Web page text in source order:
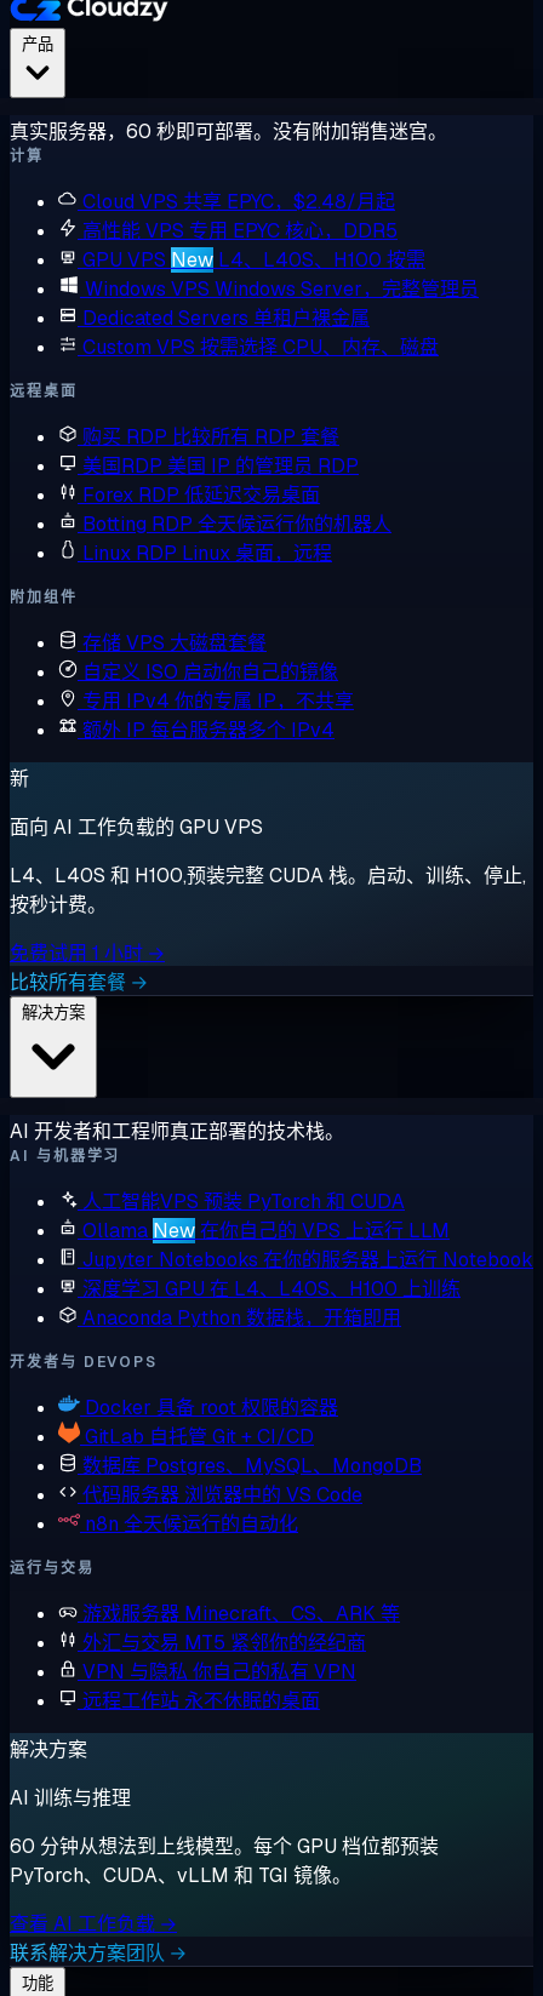
真实服务器，60 秒即可部署。没有附加销售迷宫。
计算
Cloud VPS 共享 EPYC，$2.48/月起
高性能 VPS 专用 EPYC 核心，DDR5
GPU VPS New L4、L40S、H100 按需
Windows VPS Windows Server，完整管理员
Dedicated Servers 单租户裸金属
Custom VPS 按需选择 CPU、内存、磁盘
远程桌面
购买 RDP 比较所有 RDP 套餐
美国RDP 美国 IP 的管理员 RDP
Forex RDP 低延迟交易桌面
Botting RDP 全天候运行你的机器人
Linux RDP Linux 桌面，远程
附加组件
存储 VPS 大磁盘套餐
自定义 ISO 启动你自己的镜像
专用 IPv4 你的专属 IP，不共享
额外 IP 每台服务器多个 IPv4
新
面向 AI 工作负载的 GPU VPS
L4、L40S 和 H100,预装完整 CUDA 栈。启动、训练、停止,
按秒计费。
免费试用 1 小时 →
比较所有套餐 →
AI 开发者和工程师真正部署的技术栈。
AI 与机器学习
人工智能VPS 预装 PyTorch 和 CUDA
Ollama New在你自己的 VPS 上运行 LLM
Jupyter Notebooks 在你的服务器上运行 Notebook
深度学习 GPU 在 L4、L40S、H100 上训练
Anaconda Python 数据栈，开箱即用
开发者与 DEVOPS
Docker 具备 root 权限的容器
GitLab 自托管 Git + CI/CD
数据库 Postgres、MySQL、MongoDB
代码服务器 浏览器中的 VS Code
n8n 全天候运行的自动化
运行与交易
游戏服务器 Minecraft、CS、ARK 等
外汇与交易 MT5 紧邻你的经纪商
VPN 与隐私 你自己的私有 VPN
远程工作站 永不休眠的桌面
解决方案
AI 训练与推理
60 分钟从想法到上线模型。每个 GPU 档位都预装
PyTorch、CUDA、vLLM 和 TGI 镜像。
查看 AI 工作负载 →
联系解决方案团队 →